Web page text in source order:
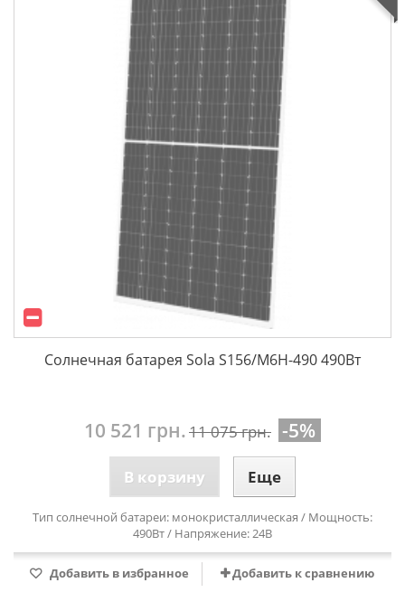
Солнечная батарея Sola S156/M6H-490 490Вт
10 521 грн.11 075 грн. -5%
В корзину Еще
Тип солнечной батареи: монокристаллическая / Мощность:
490Вт / Напряжение: 24В
Добавить в избранное Добавить к сравнению